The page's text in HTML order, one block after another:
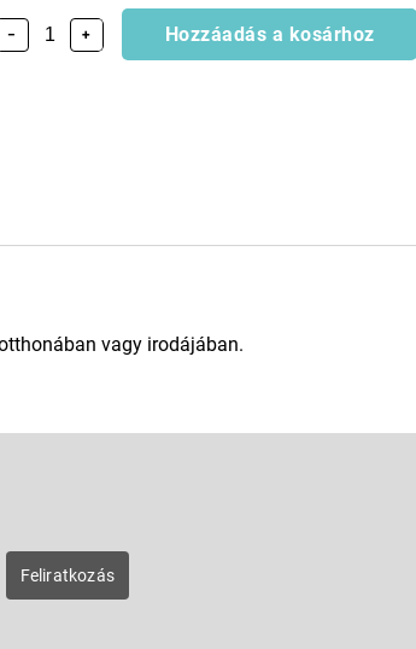
+
− Hozzáadás a kosárhoz
vagy irodájában.
Feliratkozás